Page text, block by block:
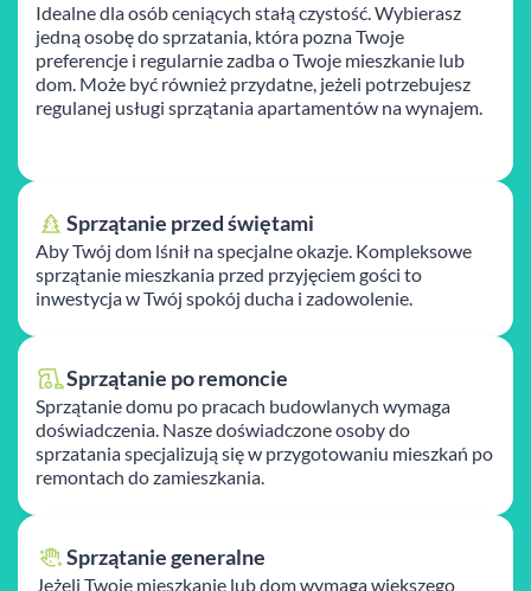
Idealne dla osób ceniących stałą czystość. Wybierasz
jedną osobę do sprzatania, która pozna Twoje
preferencje i regularnie zadba o Twoje mieszkanie lub
dom. Może być również przydatne, jeżeli potrzebujesz
regulanej usługi sprzątania apartamentów na wynajem.
Sprzątanie przed świętami
Aby Twój dom lśnił na specjalne okazje. Kompleksowe
sprzątanie mieszkania przed przyjęciem gości to
inwestycja w Twój spokój ducha i zadowolenie.
Sprzątanie po remoncie
Sprzątanie domu po pracach budowlanych wymaga
doświadczenia. Nasze doświadczone osoby do
sprzatania specjalizują się w przygotowaniu mieszkań po
remontach do zamieszkania.
Sprzątanie generalne
Jeżeli Twoje mieszkanie lub dom wymaga większego